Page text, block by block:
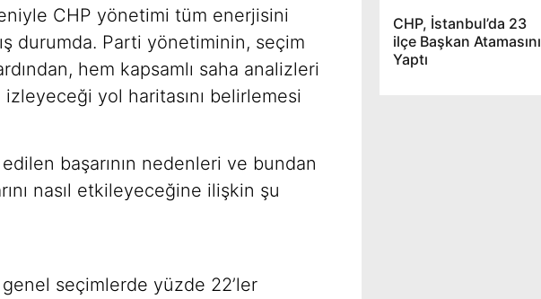
CHP yönetimi tüm enerjisini
durumda. Parti yönetiminin, seçim
hem kapsamlı saha analizleri
yol haritasını belirlemesi
başarının nedenleri ve bundan
nasıl etkileyeceğine ilişkin şu
seçimlerde yüzde 22’ler
CHP, İstanbul’da 23
ilçe Başkan Atamasını
Yaptı